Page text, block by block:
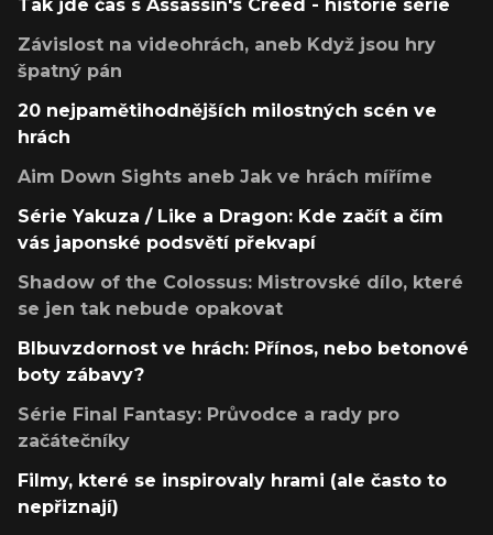
Tak jde čas s Assassin's Creed - historie série
Závislost na videohrách, aneb Když jsou hry
špatný pán
20 nejpamětihodnějších milostných scén ve
hrách
Aim Down Sights aneb Jak ve hrách míříme
Série Yakuza / Like a Dragon: Kde začít a čím
vás japonské podsvětí překvapí
Shadow of the Colossus: Mistrovské dílo, které
se jen tak nebude opakovat
Blbuvzdornost ve hrách: Přínos, nebo betonové
boty zábavy?
Série Final Fantasy: Průvodce a rady pro
začátečníky
Filmy, které se inspirovaly hrami (ale často to
nepřiznají)